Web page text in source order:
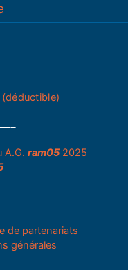
(déductible)
A.G.ram05 2025
de partenariats
générales